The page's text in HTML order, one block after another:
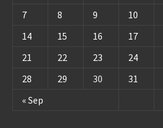
« Sep
7
8 9 10
14
15 16 17
21
22 23 24
28
29 30 31